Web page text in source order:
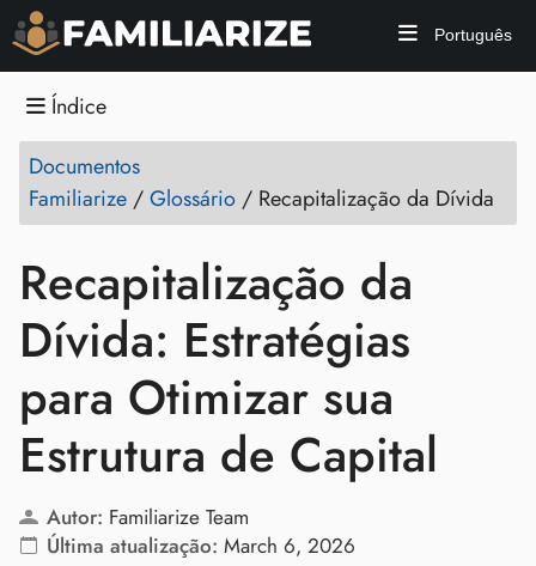
Português
Índice
Documentos
Familiarize /Glossário / Recapitalização da Dívida
Recapitalização da
Dívida: Estratégias
para Otimizar sua
Estrutura de Capital
Autor: Familiarize Team
Última atualização: March 6, 2026